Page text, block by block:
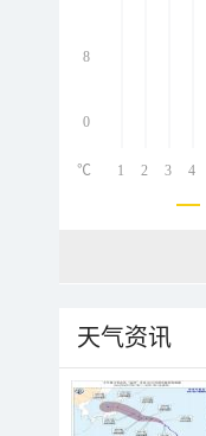
8
0
1 2 3 4
℃
天气资讯